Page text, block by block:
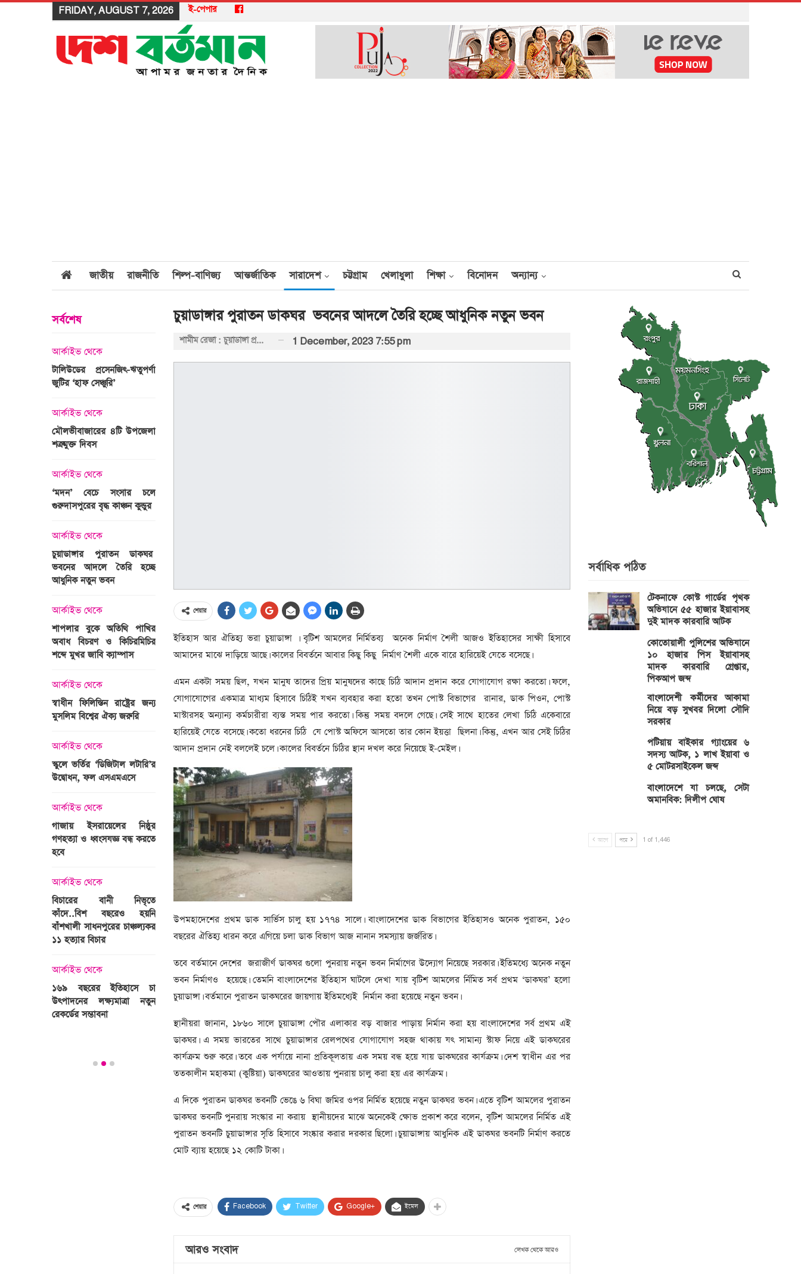
FRIDAY, AUGUST 7, 2026 ই-পেপার
জাতীয় রাজনীতি শিল্প-বাণিজ্য আন্তর্জাতিক সারাদেশ চট্টগ্রাম খেলাধুলা শিক্ষা বিনোদন অন্যান্য
চুয়াডাঙ্গার পুরাতন ডাকঘর ভবনের আদলে তৈরি হচ্ছে আধুনিক নতুন ভবন
শামীম রেজা : চুয়াডাঙ্গা প্রতিনিধি 1 December, 2023 7:55 pm
শেয়ার
ইতিহাস আর ঐতিহ্য ভরা চুয়াডাঙ্গা । বৃটিশ আমলের নির্মিতব্য অনেক নির্মাণ শৈলী আজও ইতিহাসের সাক্ষী হিসাবে
আমাদের মাঝে দাড়িয়ে আছে। কালের বিবর্তনে আবার কিছু কিছু নির্মাণ শৈলী একে বারে হারিয়েই যেতে বসেছে।
এমন একটা সময় ছিল, যখন মানুষ তাদের প্রিয় মানুষদের কাছে চিঠি আদান প্রদান করে যোগাযোগ রক্ষা করতো। ফলে,
যোগাযোগের একমাত্র মাধ্যম হিসাবে চিঠিই যখন ব্যবহার করা হতো তখন পোস্ট বিভাগের রানার, ডাক পিওন, পোস্ট
মাস্টারসহ অন্যান্য কর্মচারীরা ব্যস্ত সময় পার করতো। কিন্তু সময় বদলে গেছে। সেই সাথে হাতের লেখা চিঠি একেবারে
হারিয়েই যেতে বসেছে। কতো ধরনের চিঠি যে পোস্ট অফিসে আসতো তার কোন ইয়ত্তা ছিলনা। কিন্তু, এখন আর সেই চিঠির
আদান প্রদান নেই বললেই চলে। কালের বিবর্তনে চিঠির স্থান দখল করে নিয়েছে ই-মেইল।
উপমহাদেশের প্রথম ডাক সার্ভিস চালু হয় ১৭৭৪ সালে। বাংলাদেশের ডাক বিভাগের ইতিহাসও অনেক পুরাতন, ১৫০
বছরের ঐতিহ্য ধারন করে এগিয়ে চলা ডাক বিভাগ আজ নানান সমস্যায় জর্জরিত।
তবে বর্তমানে দেশের জরাজীর্ণ ডাকঘর গুলো পুনরায় নতুন ভবন নির্মাণের উদ্যোগ নিয়েছে সরকার। ইতিমধ্যে অনেক নতুন
ভবন নির্মাণও হয়েছে। তেমনি বাংলাদেশের ইতিহাস ঘাটলে দেখা যায় বৃটিশ আমলের র্নিমিত সর্ব প্রথম ‘ডাকঘর’ হলো
চুয়াডাঙ্গা। বর্তমানে পুরাতন ডাকঘরের জায়গায় ইতিমধ্যেই নির্মান করা হয়েছে নতুন ভবন।
স্থানীয়রা জানান, ১৮৬০ সালে চুয়াডাঙ্গা পৌর এলাকার বড় বাজার পাড়ায় নির্মান করা হয় বাংলাদেশের সর্ব প্রথম এই
ডাকঘর। এ সময় ভারতের সাথে চুয়াডাঙ্গার রেলপথের যোগাযোগ সহজ থাকায় যৎ সামান্য স্টাফ নিয়ে এই ডাকঘরের
কার্যক্রম শুরু করে। তবে এক পর্যায়ে নানা প্রতিকূলতায় এক সময় বন্ধ হয়ে যায় ডাকঘরের কার্যক্রম। দেশ স্বাধীন এর পর
ততকালীন মহাকমা (কুষ্টিয়া) ডাকঘরের আওতায় পুনরায় চালু করা হয় এর কার্যক্রম।
এ দিকে পুরাতন ডাকঘর ভবনটি ভেঙে ৬ বিঘা জমির ওপর নির্মিত হয়েছে নতুন ডাকঘর ভবন। এতে বৃটিশ আমলের পুরাতন
ডাকঘর ভবনটি পুনরায় সংস্কার না করায় স্থানীয়দের মাঝে অনেকেই ক্ষোভ প্রকাশ করে বলেন, বৃটিশ আমলের নির্মিত এই
পুরাতন ভবনটি চুয়াডাঙ্গার সৃতি হিসাবে সংষ্কার করার দরকার ছিলো। চুয়াডাঙ্গায় আধুনিক এই ডাকঘর ভবনটি নির্মাণ করতে
মোট ব্যায় হয়েছে ১২ কোটি টাকা।
শেয়ার Facebook Twitter Google+ ইমেল
আরও সংবাদ লেখক থেকে আরও
সর্বাধিক পঠিত
টেকনাফে কোস্ট গার্ডের পৃথক
অভিযানে ৫৫ হাজার ইয়াবাসহ
দুই মাদক কারবারি আটক
কোতোয়ালী পুলিশের অভিযানে
১০ হাজার পিস ইয়াবাসহ
মাদক কারবারি গ্রেপ্তার,
পিকআপ জব্দ
বাংলাদেশী কর্মীদের আকামা
নিয়ে বড় সুখবর দিলো সৌদি
সরকার
পটিয়ায় বাইকার গ্যাংয়ের ৬
সদস্য আটক, ১ লাখ ইয়াবা ও
৫ মোটরসাইকেল জব্দ
বাংলাদেশে যা চলছে, সেটা
অমানবিক: দিলীপ ঘোষ
আগে পরে 1 of 1,446
সর্বশেষ
আর্কাইভ থেকে
টালিউডের প্রসেনজিৎ-ঋতুপর্ণা
জুটির ‘হাফ সেঞ্চুরি’
আর্কাইভ থেকে
মৌলভীবাজারের ৪টি উপজেলা
শত্রুমুক্ত দিবস
আর্কাইভ থেকে
‘মদন’ বেচে সংসার চলে
গুরুদাসপুরের বৃদ্ধ কাঞ্চন কুন্ডুর
আর্কাইভ থেকে
চুয়াডাঙ্গার পুরাতন ডাকঘর
ভবনের আদলে তৈরি হচ্ছে
আধুনিক নতুন ভবন
আর্কাইভ থেকে
শাপলার বুকে অতিথি পাখির
অবাধ বিচরণ ও কিচিরমিচির
শব্দে মুখর জাবি ক্যাম্পাস
আর্কাইভ থেকে
স্বাধীন ফিলিস্তিন রাষ্ট্রের জন্য
মুসলিম বিশ্বের ঐক্য জরুরি
আর্কাইভ থেকে
স্কুলে ভর্তির ‘ডিজিটাল লটারি’র
উদ্বোধন, ফল এসএমএসে
আর্কাইভ থেকে
গাজায় ইসরায়েলের নিষ্ঠুর
গণহত্যা ও ধ্বংসযজ্ঞ বন্ধ করতে
হবে
আর্কাইভ থেকে
বিচারের বানী নিভৃতে
কাঁদে..বিশ বছরেও হয়নি
বাঁশখালী সাধনপুরের চাঞ্চল্যকর
১১ হত্যার বিচার
আর্কাইভ থেকে
১৬৯ বছরের ইতিহাসে চা
উৎপাদনের লক্ষ্যমাত্রা নতুন
রেকর্ডের সম্ভাবনা
আন্তর্জাতিক
মাওলানা তারেক জামিলের
ছেলের মৃত্যু
আন্তর্জাতিক
বিশ্বকাপ ইাতহাসে সাকিবের
আরেকটি রেকর্ড
আর্কাইভ থেকে
টানেল উদ্বোধন : প্রধানমন্ত্রীর
জনসভায় যোগ দিচ্ছেন দলীয়
নেতাকর্মীরা
আর্কাইভ থেকে
ভারতজুড়ে চলছে ‘মুজিব:একটি
জাতির রূপকার ’সিনেমার
প্রচারণা
আর্কাইভ থেকে
স্বামীকে বেঁধে স্ত্রীকে গণধর্ষণ, ২
ধর্ষককে পুলিশে দিল মা-বাবা
আর্কাইভ থেকে
প্রস্তুত গাবতলীর হাট
সময় নিরবচ্ছিন্ন বিদ্যুৎ রাখার
নির্দেশ: প্রধানমন্ত্রী তারেক
রহমান
আর্কাইভ থেকে
তারেক রহমান
আর্কাইভ থেকে
নতুন মন্ত্রিসভা ৫০ সদস্যের হতে
পারে, ২৫ পূর্ণমন্ত্রী, প্রতিমন্ত্রী
২৪
আর্কাইভ থেকে
সাবেক প্রধানমন্ত্রী খালেদা
জিয়ার মৃত্যুতে ৩ দিনের রাষ্ট্রীয়
শোক, প্রজ্ঞাপন জারি
আর্কাইভ থেকে
আর নেই
আর্কাইভ থেকে
ঐতিহাসিক পাগলা
৬ কোটি ৩২ লাখ টাকা
আর্কাইভ থেকে
সহিংসতার অভিঘাতে পর্যটন
খাত